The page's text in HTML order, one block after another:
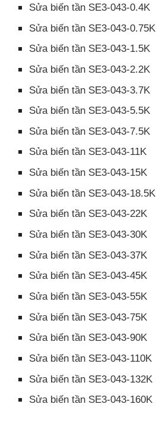
Sửa biến tần SE3-043-0.4K
Sửa biến tần SE3-043-0.75K
Sửa biến tần SE3-043-1.5K
Sửa biến tần SE3-043-2.2K
Sửa biến tần SE3-043-3.7K
Sửa biến tần SE3-043-5.5K
Sửa biến tần SE3-043-7.5K
Sửa biến tần SE3-043-11K
Sửa biến tần SE3-043-15K
Sửa biến tần SE3-043-18.5K
Sửa biến tần SE3-043-22K
Sửa biến tần SE3-043-30K
Sửa biến tần SE3-043-37K
Sửa biến tần SE3-043-45K
Sửa biến tần SE3-043-55K
Sửa biến tần SE3-043-75K
Sửa biến tần SE3-043-90K
Sửa biến tần SE3-043-110K
Sửa biến tần SE3-043-132K
Sửa biến tần SE3-043-160K